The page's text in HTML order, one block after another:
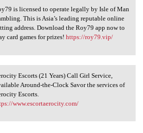
is licensed to operate
is licensed to operate legally by Isle of Man
This is Asia’s leading reputable online
address. Download the Roy79 app now to
card games for prizes! https://roy79.vip/
Escorts (21 Years)
Escorts (21 Years) Call Girl Service,
Around-the-Clock Savor the services of
Escorts.
www.escortaerocity.com/